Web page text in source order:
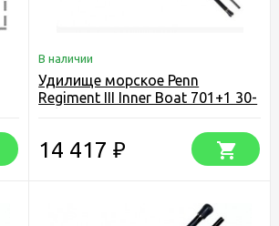
В наличии
Удилище морское Penn
Regiment III Inner Boat 701+1 30-
14 417₽